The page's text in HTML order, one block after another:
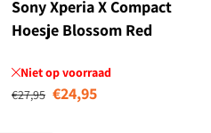
Sony Xperia X Compact
Hoesje Blossom Red
Niet op voorraad
Normale prijs
€27,95 €24,95